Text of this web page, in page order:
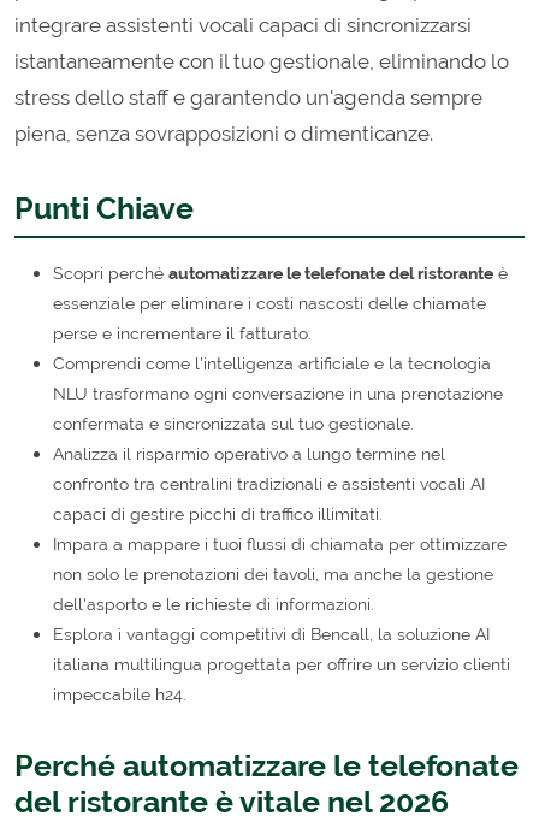
integrare assistenti vocali capaci di sincronizzarsi
istantaneamente con il tuo gestionale, eliminando lo
stress dello staff e garantendo un'agenda sempre
piena, senza sovrapposizioni o dimenticanze.
Punti Chiave
Scopri perché automatizzare le telefonate del ristorante è
essenziale per eliminare i costi nascosti delle chiamate
perse e incrementare il fatturato.
Comprendi come l'intelligenza artificiale e la tecnologia
NLU trasformano ogni conversazione in una prenotazione
confermata e sincronizzata sul tuo gestionale.
Analizza il risparmio operativo a lungo termine nel
confronto tra centralini tradizionali e assistenti vocali AI
capaci di gestire picchi di traffico illimitati.
Impara a mappare i tuoi flussi di chiamata per ottimizzare
non solo le prenotazioni dei tavoli, ma anche la gestione
dell'asporto e le richieste di informazioni.
Esplora i vantaggi competitivi di Bencall, la soluzione AI
italiana multilingua progettata per offrire un servizio clienti
impeccabile h24.
Perché automatizzare le telefonate
del ristorante è vitale nel 2026